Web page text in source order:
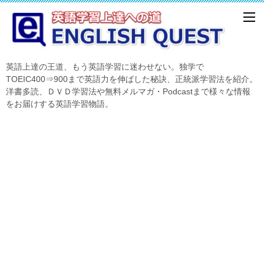
英語上達の王道、もう英語学習に迷わせない。独学で
TOEIC400⇒900まで英語力を伸ばした秘訣、正統派学習法を紹介。
洋書多読、ＤＶＤ学習法や無料メルマガ・Podcastまで様々な情報
をお届けする英語学習物語。